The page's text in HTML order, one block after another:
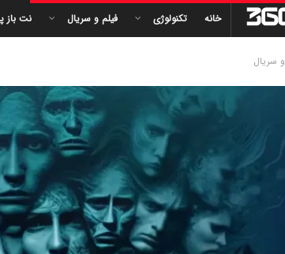
خانه تکنولوژی فیلم و سریال نت باز
سریال